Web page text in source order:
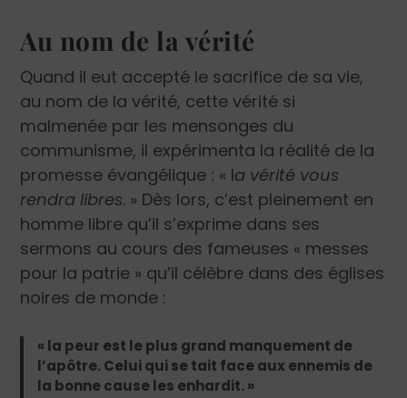
Au nom de la vérité
Quand il eut accepté le sacrifice de sa vie,
au nom de la vérité, cette vérité si
malmenée par les mensonges du
communisme, il expérimenta la réalité de la
promesse évangélique : « la vérité vous
rendra libres. » Dès lors, c’est pleinement en
homme libre qu’il s’exprime dans ses
sermons au cours des fameuses « messes
pour la patrie » qu’il célèbre dans des églises
noires de monde :
« la peur est le plus grand manquement de
l’apôtre. Celui qui se tait face aux ennemis de
la bonne cause les enhardit. »